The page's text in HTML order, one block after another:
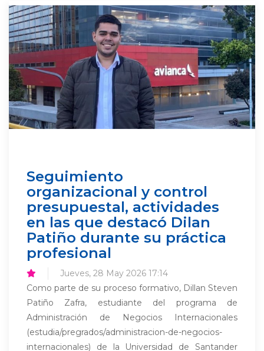
Seguimiento
organizacional y control
presupuestal, actividades
en las que destacó Dilan
Patiño durante su práctica
profesional
Jueves, 28 May 2026 17:14
Como parte de su proceso formativo, Dillan Steven
Patiño Zafra, estudiante del programa de
Administración de Negocios Internacionales
(estudia/pregrados/administracion-de-negocios-
internacionales) de la Universidad de Santander